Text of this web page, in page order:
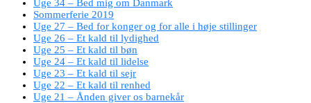
Uge 34 – Bed mig om Danmark
Sommerferie 2019
Uge 27 – Bed for konger og for alle i høje stillinger
Uge 26 – Et kald til lydighed
Uge 25 – Et kald til bøn
Uge 24 – Et kald til lidelse
Uge 23 – Et kald til sejr
Uge 22 – Et kald til renhed
Uge 21 – Ånden giver os barnekår